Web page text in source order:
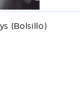
(Bolsillo)